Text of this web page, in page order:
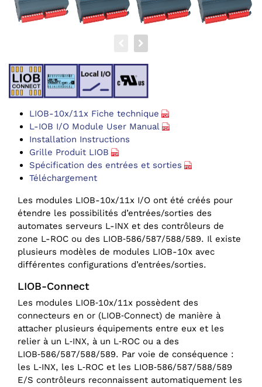
LIOB-10x/11x Fiche technique
L-IOB I/O Module User Manual
Installation Instructions
Grille Produit LIOB
Spécification des entrées et sorties
Téléchargement
Les modules LIOB-10x/11x I/O ont été créés pour
étendre les possibilités d’entrées/sorties des
automates serveurs L-INX et des contrôleurs de
zone L-ROC ou des LIOB‑586/587/588/589. Il existe
plusieurs modèles de modules LIOB-10x avec
différentes configurations d’entrées/sorties.
LIOB-Connect
Les modules LIOB‑10x/11x possèdent des
connecteurs en or (LIOB‑Connect) de manière à
attacher plusieurs équipements entre eux et les
relier à un L‑INX, à un L‑ROC ou a des
LIOB‑586/587/588/589. Par voie de conséquence :
les L‑INX, les L‑ROC et les LIOB‑586/587/588/589
E/S contrôleurs reconnaissent automatiquement les